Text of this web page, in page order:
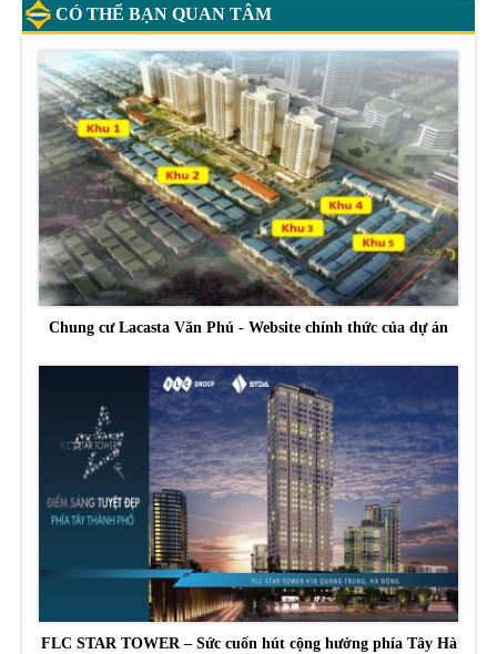
CÓ THỂ BẠN QUAN TÂM
Chung cư Lacasta Văn Phú - Website chính thức của dự án
FLC STAR TOWER – Sức cuốn hút cộng hưởng phía Tây Hà